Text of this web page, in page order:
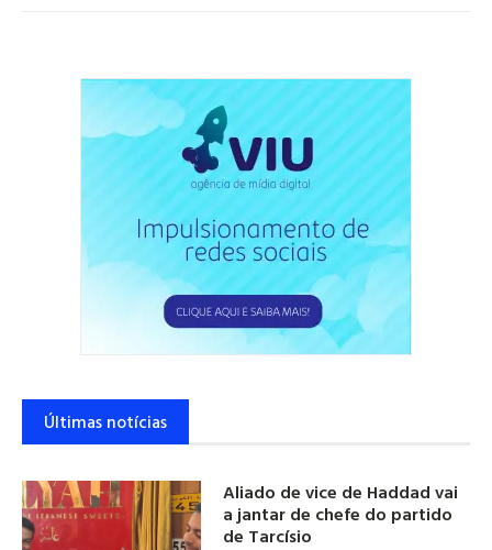
Últimas notícias
Aliado de vice de Haddad vai
a jantar de chefe do partido
de Tarcísio